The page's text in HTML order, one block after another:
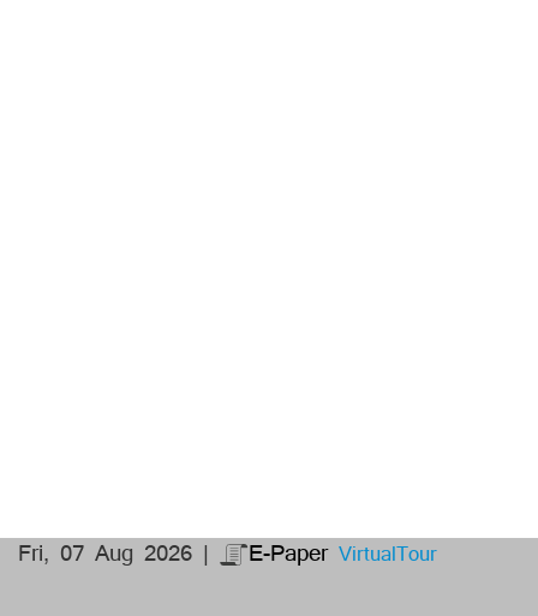
Fri, 07 Aug 2026 | E-Paper VirtualTour